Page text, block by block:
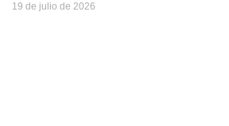
19 de julio de 2026